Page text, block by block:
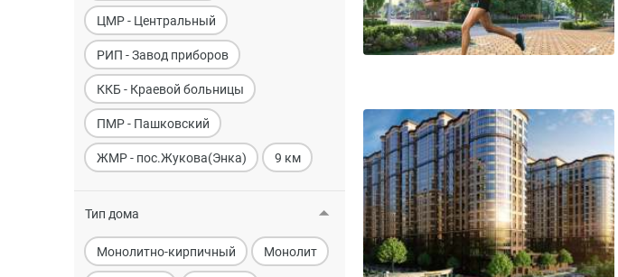
ЦМР - Центральный
РИП - Завод приборов
ККБ - Краевой больницы
ПМР - Пашковский
ЖМР - пос.Жукова(Энка) 9 км
Тип дома
Монолитно-кирпичный Монолит